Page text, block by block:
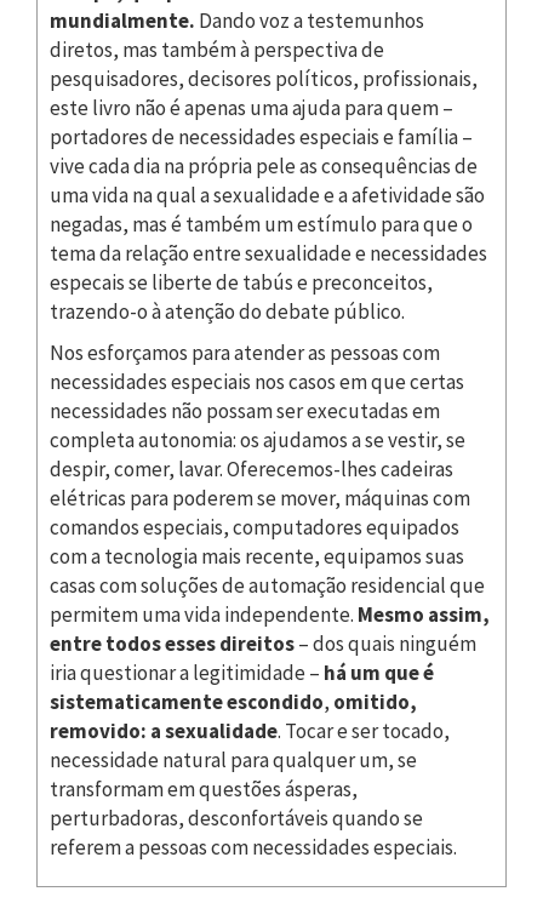
mundialmente. Dando voz a testemunhos
diretos, mas também à perspectiva de
pesquisadores, decisores políticos, profissionais,
este livro não é apenas uma ajuda para quem –
portadores de necessidades especiais e família –
vive cada dia na própria pele as consequências de
uma vida na qual a sexualidade e a afetividade são
negadas, mas é também um estímulo para que o
tema da relação entre sexualidade e necessidades
especais se liberte de tabús e preconceitos,
trazendo-o à atenção do debate público.
Nos esforçamos para atender as pessoas com
necessidades especiais nos casos em que certas
necessidades não possam ser executadas em
completa autonomia: os ajudamos a se vestir, se
despir, comer, lavar. Oferecemos-lhes cadeiras
elétricas para poderem se mover, máquinas com
comandos especiais, computadores equipados
com a tecnologia mais recente, equipamos suas
casas com soluções de automação residencial que
permitem uma vida independente. Mesmo assim,
entre todos esses direitos– dos quais ninguém
iria questionar a legitimidade – há um que é
sistematicamente escondido, omitido,
removido: a sexualidade. Tocar e ser tocado,
necessidade natural para qualquer um, se
transformam em questões ásperas,
perturbadoras, desconfortáveis quando se
referem a pessoas com necessidades especiais.